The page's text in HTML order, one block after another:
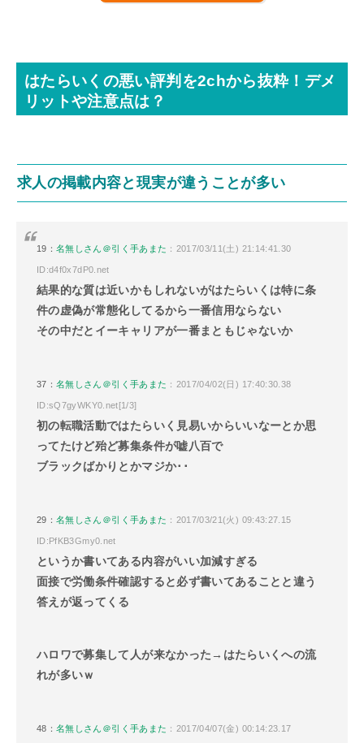
はたらいくの悪い評判を2chから抜粋！デメ
リットや注意点は？
求人の掲載内容と現実が違うことが多い
19：名無しさん＠引く手あまた ：2017/03/11(土) 21:14:41.30
ID:d4f0x7dP0.net
結果的な質は近いかもしれないがはたらいくは特に条
件の虚偽が常態化してるから一番信用ならない
その中だとイーキャリアが一番まともじゃないか
37：名無しさん＠引く手あまた ：2017/04/02(日) 17:40:30.38
ID:sQ7gyWKY0.net[1/3]
初の転職活動ではたらいく見易いからいいなーとか思
ってたけど殆ど募集条件が嘘八百で
ブラックばかりとかマジか･･
29：名無しさん＠引く手あまた ：2017/03/21(火) 09:43:27.15
ID:PfKB3Gmy0.net
というか書いてある内容がいい加減すぎる
面接で労働条件確認すると必ず書いてあることと違う
答えが返ってくる
ハロワで募集して人が来なかった→はたらいくへの流
れが多いｗ
48：名無しさん＠引く手あまた ：2017/04/07(金) 00:14:23.17